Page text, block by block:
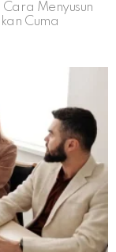
Menyusun
Cuma